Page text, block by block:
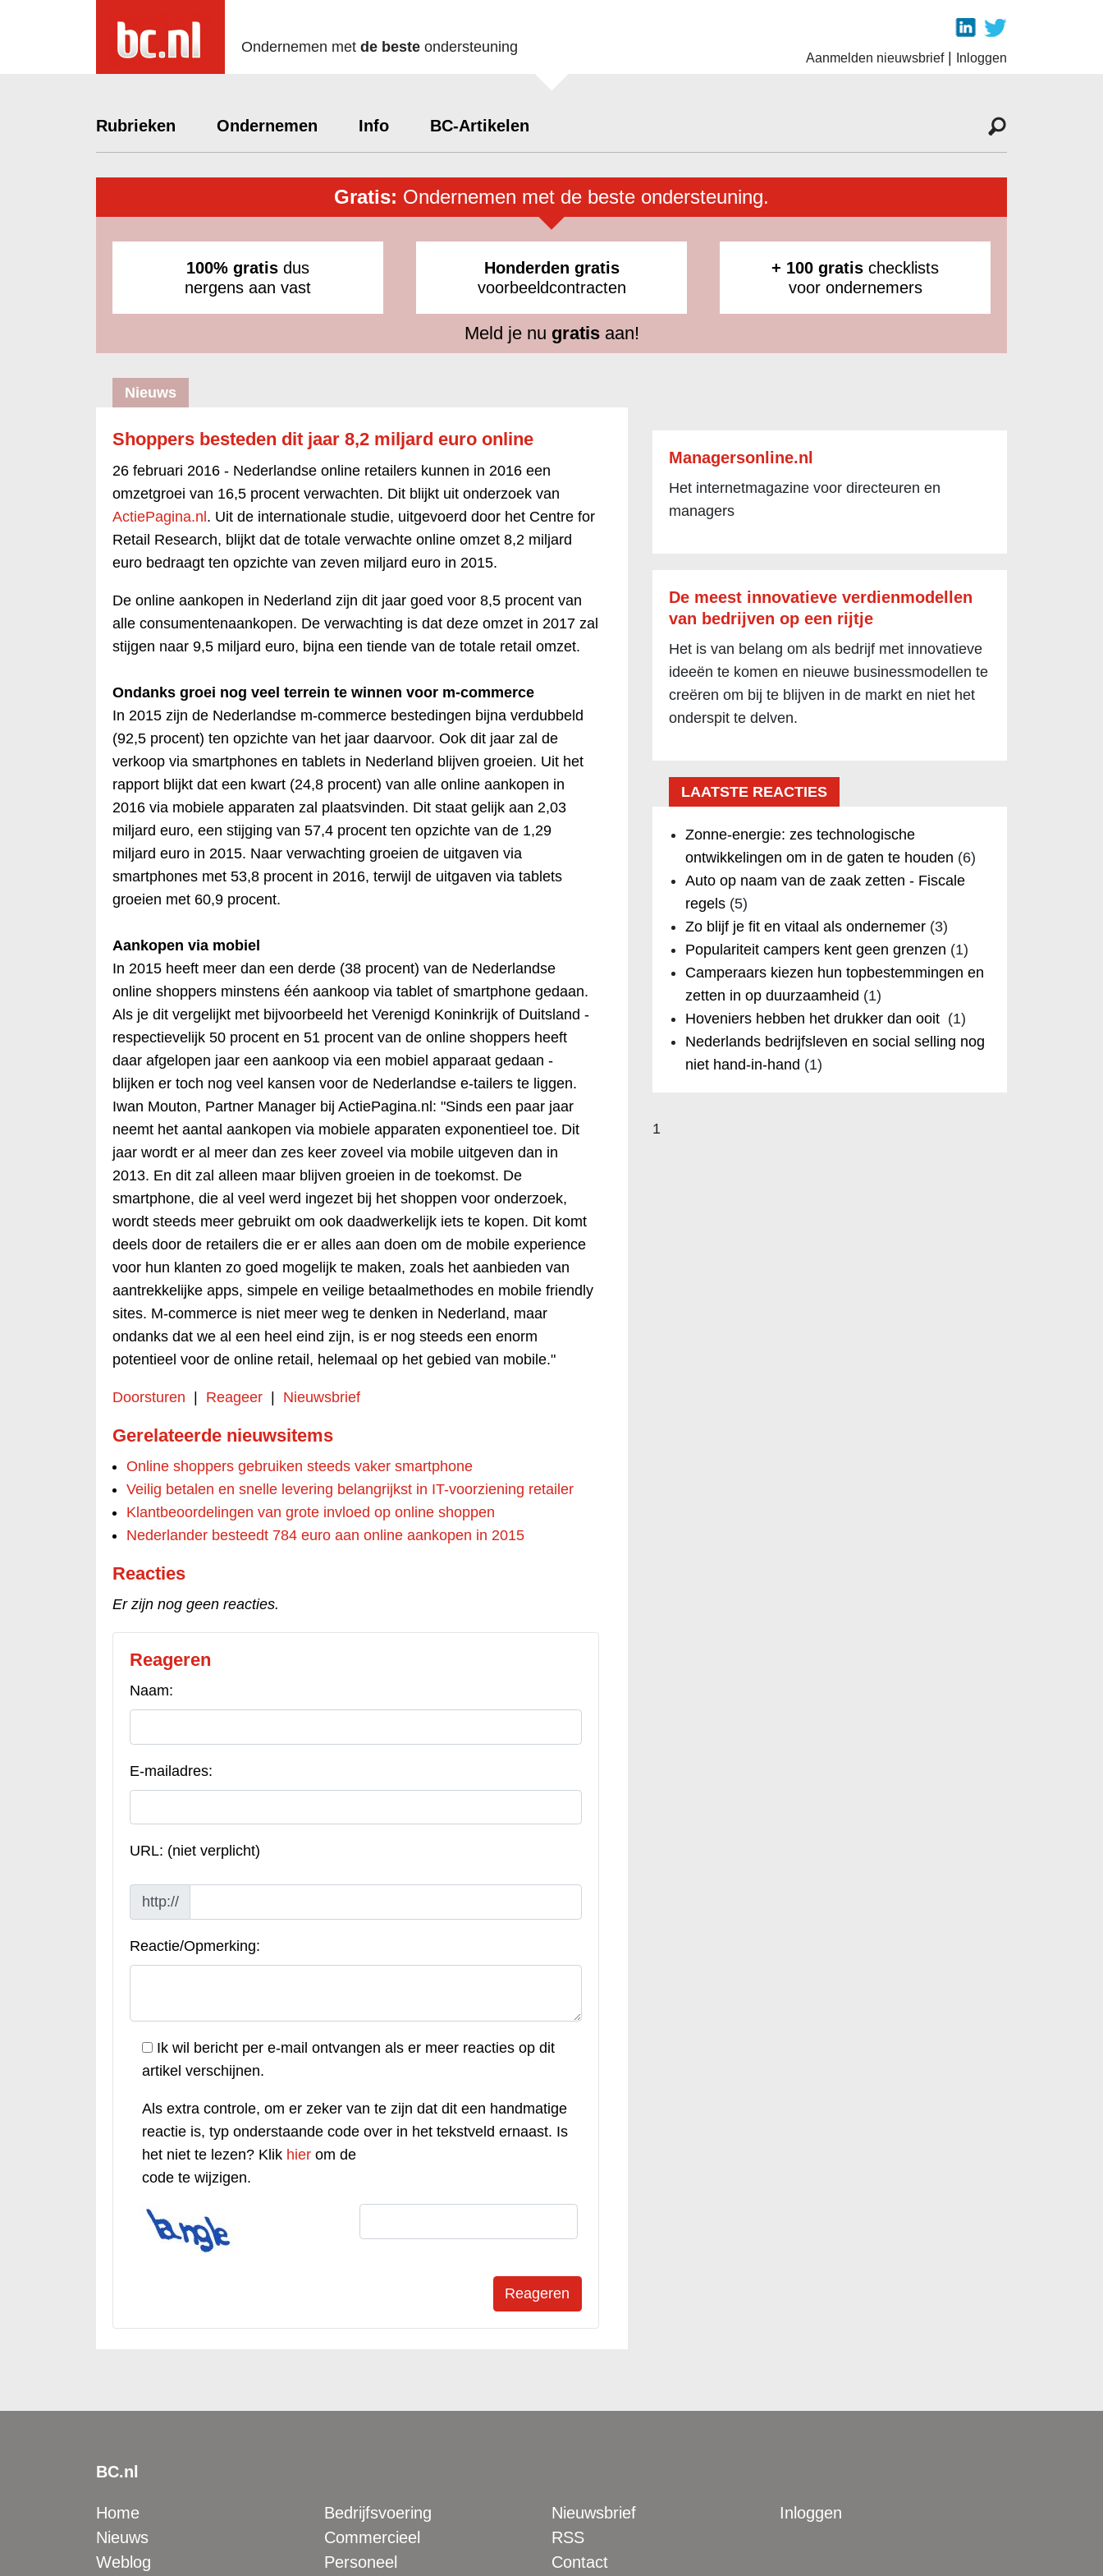
Ondernemen met de beste ondersteuning
Aanmelden nieuwsbrief| Inloggen
Rubrieken Ondernemen Info BC-Artikelen
Gratis: Ondernemen met de beste ondersteuning.
100% gratis dus
nergens aan vast
Honderden gratis
voorbeeldcontracten
+ 100 gratis checklists
voor ondernemers
Meld je nu gratisaan!
Nieuws
Shoppers besteden dit jaar 8,2 miljard euro online
26 februari 2016 - Nederlandse online retailers kunnen in 2016 een
omzetgroei van 16,5 procent verwachten. Dit blijkt uit onderzoek van
ActiePagina.nl . Uit de internationale studie, uitgevoerd door het Centre for
Retail Research, blijkt dat de totale verwachte online omzet 8,2 miljard
euro bedraagt ten opzichte van zeven miljard euro in 2015.
De online aankopen in Nederland zijn dit jaar goed voor 8,5 procent van
alle consumentenaankopen. De verwachting is dat deze omzet in 2017 zal
stijgen naar 9,5 miljard euro, bijna een tiende van de totale retail omzet.
Ondanks groei nog veel terrein te winnen voor m-commerce
In 2015 zijn de Nederlandse m-commerce bestedingen bijna verdubbeld
(92,5 procent) ten opzichte van het jaar daarvoor. Ook dit jaar zal de
verkoop via smartphones en tablets in Nederland blijven groeien. Uit het
rapport blijkt dat een kwart (24,8 procent) van alle online aankopen in
2016 via mobiele apparaten zal plaatsvinden. Dit staat gelijk aan 2,03
miljard euro, een stijging van 57,4 procent ten opzichte van de 1,29
miljard euro in 2015. Naar verwachting groeien de uitgaven via
smartphones met 53,8 procent in 2016, terwijl de uitgaven via tablets
groeien met 60,9 procent.
Aankopen via mobiel
In 2015 heeft meer dan een derde (38 procent) van de Nederlandse
online shoppers minstens één aankoop via tablet of smartphone gedaan.
Als je dit vergelijkt met bijvoorbeeld het Verenigd Koninkrijk of Duitsland -
respectievelijk 50 procent en 51 procent van de online shoppers heeft
daar afgelopen jaar een aankoop via een mobiel apparaat gedaan -
blijken er toch nog veel kansen voor de Nederlandse e-tailers te liggen.
Iwan Mouton, Partner Manager bij ActiePagina.nl: "Sinds een paar jaar
neemt het aantal aankopen via mobiele apparaten exponentieel toe. Dit
jaar wordt er al meer dan zes keer zoveel via mobile uitgeven dan in
2013. En dit zal alleen maar blijven groeien in de toekomst. De
smartphone, die al veel werd ingezet bij het shoppen voor onderzoek,
wordt steeds meer gebruikt om ook daadwerkelijk iets te kopen. Dit komt
deels door de retailers die er er alles aan doen om de mobile experience
voor hun klanten zo goed mogelijk te maken, zoals het aanbieden van
aantrekkelijke apps, simpele en veilige betaalmethodes en mobile friendly
sites. M-commerce is niet meer weg te denken in Nederland, maar
ondanks dat we al een heel eind zijn, is er nog steeds een enorm
potentieel voor de online retail, helemaal op het gebied van mobile."
Doorsturen Reageer Nieuwsbrief
Gerelateerde nieuwsitems
Online shoppers gebruiken steeds vaker smartphone
Veilig betalen en snelle levering belangrijkst in IT-voorziening retailer
Klantbeoordelingen van grote invloed op online shoppen
Nederlander besteedt 784 euro aan online aankopen in 2015
Reacties
Er zijn nog geen reacties.
Reageren
Naam:
E-mailadres:
URL: (niet verplicht)
http://
Reactie/Opmerking:
Ik wil bericht per e-mail ontvangen als er meer reacties op dit
artikel verschijnen.
Als extra controle, om er zeker van te zijn dat dit een handmatige
reactie is, typ onderstaande code over in het tekstveld ernaast. Is
het niet te lezen? Klik hier om de
code te wijzigen.
Managersonline.nl
Het internetmagazine voor directeuren en
managers
De meest innovatieve verdienmodellen
van bedrijven op een rijtje
Het is van belang om als bedrijf met innovatieve
ideeën te komen en nieuwe businessmodellen te
creëren om bij te blijven in de markt en niet het
onderspit te delven.
LAATSTE REACTIES
Zonne-energie: zes technologische
ontwikkelingen om in de gaten te houden (6)
Auto op naam van de zaak zetten - Fiscale
regels(5)
Zo blijf je fit en vitaal als ondernemer(3)
Populariteit campers kent geen grenzen (1)
Camperaars kiezen hun topbestemmingen en
zetten in op duurzaamheid (1)
Hoveniers hebben het drukker dan ooit (1)
Nederlands bedrijfsleven en social selling nog
niet hand-in-hand (1)
1
BC.nl
Home
Nieuws
Weblog
Bedrijfsvoering
Commercieel
Personeel
Nieuwsbrief
RSS
Contact
Inloggen